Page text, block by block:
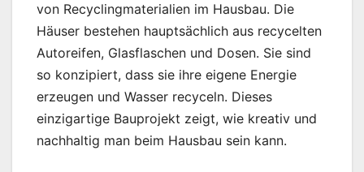
von Recyclingmaterialien im Hausbau. Die
Häuser bestehen hauptsächlich aus recycelten
Autoreifen, Glasflaschen und Dosen. Sie sind
so konzipiert, dass sie ihre eigene Energie
erzeugen und Wasser recyceln. Dieses
einzigartige Bauprojekt zeigt, wie kreativ und
nachhaltig man beim Hausbau sein kann.